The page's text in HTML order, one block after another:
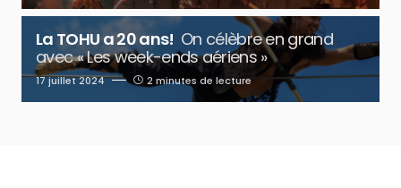
La TOHU a 20 ans! On célèbre en grand
avec « Les week-ends aériens »
17 juillet 2024 2 minutes de lecture